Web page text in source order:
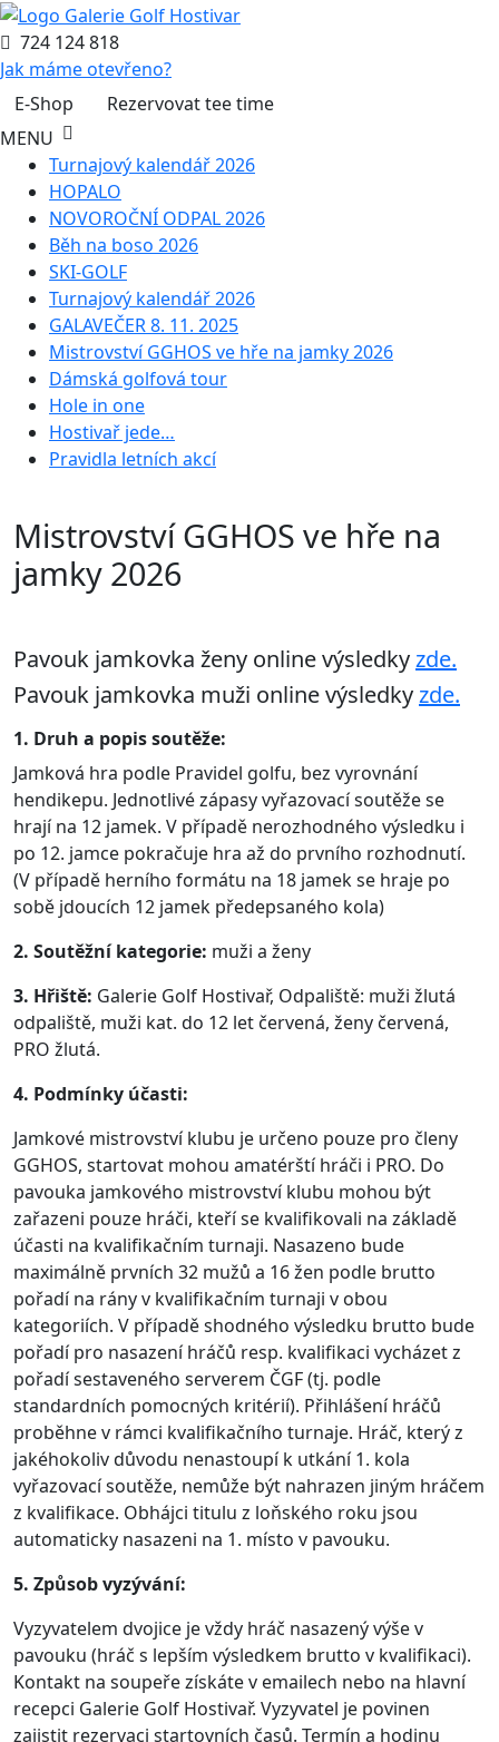
724 124 818
Jak máme otevřeno?
E-Shop
Rezervovat tee time
MENU
Turnajový kalendář 2026
HOPALO
NOVOROČNÍ ODPAL 2026
Běh na boso 2026
SKI-GOLF
Turnajový kalendář 2026
GALAVEČER 8. 11. 2025
Mistrovství GGHOS ve hře na jamky 2026
Dámská golfová tour
Hole in one
Hostivař jede…
Pravidla letních akcí
Mistrovství GGHOS ve hře na
jamky 2026
Pavouk jamkovka ženy online výsledkyzde.
Pavouk jamkovka muži online výsledkyzde.
1. Druh a popis soutěže:
Jamková hra podle Pravidel golfu, bez vyrovnání
hendikepu. Jednotlivé zápasy vyřazovací soutěže se
hrají na 12 jamek. V případě nerozhodného výsledku i
po 12. jamce pokračuje hra až do prvního rozhodnutí.
(V případě herního formátu na 18 jamek se hraje po
sobě jdoucích 12 jamek předepsaného kola)
2. Soutěžní kategorie: muži a ženy
3. Hřiště: Galerie Golf Hostivař, Odpaliště: muži žlutá
odpaliště, muži kat. do 12 let červená, ženy červená,
PRO žlutá.
4. Podmínky účasti:
Jamkové mistrovství klubu je určeno pouze pro členy
GGHOS, startovat mohou amatérští hráči i PRO. Do
pavouka jamkového mistrovství klubu mohou být
zařazeni pouze hráči, kteří se kvalifikovali na základě
účasti na kvalifikačním turnaji. Nasazeno bude
maximálně prvních 32 mužů a 16 žen podle brutto
pořadí na rány v kvalifikačním turnaji v obou
kategoriích. V případě shodného výsledku brutto bude
pořadí pro nasazení hráčů resp. kvalifikaci vycházet z
pořadí sestaveného serverem ČGF (tj. podle
standardních pomocných kritérií). Přihlášení hráčů
proběhne v rámci kvalifikačního turnaje. Hráč, který z
jakéhokoliv důvodu nenastoupí k utkání 1. kola
vyřazovací soutěže, nemůže být nahrazen jiným hráčem
z kvalifikace. Obhájci titulu z loňského roku jsou
automaticky nasazeni na 1. místo v pavouku.
5. Způsob vyzývání:
Vyzyvatelem dvojice je vždy hráč nasazený výše v
pavouku (hráč s lepším výsledkem brutto v kvalifikaci).
Kontakt na soupeře získáte v emailech nebo na hlavní
recepci Galerie Golf Hostivař. Vyzyvatel je povinen
zajistit rezervaci startovních časů. Termín a hodinu